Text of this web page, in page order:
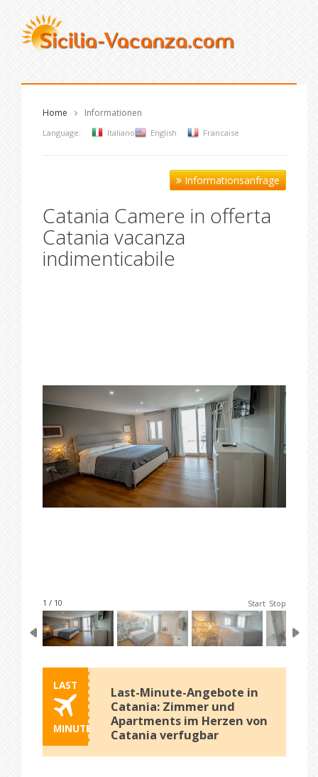
Home Informationen
Language: Italiano English Francaise
Informationsanfrage
Catania Camere in offerta
Catania vacanza
indimenticabile
1 / 10 Start Stop
LAST
MINUTE
Last-Minute-Angebote in
Catania: Zimmer und
Apartments im Herzen von
Catania verfugbar